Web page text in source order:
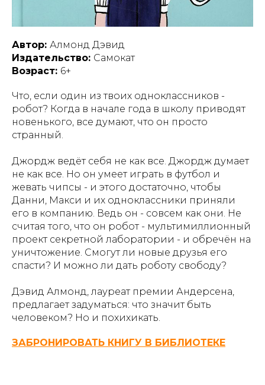
Автор: Алмонд Дэвид
Издательство: Самокат
Возраст: 6+
Что, если один из твоих одноклассников -
робот? Когда в начале года в школу приводят
новенького, все думают, что он просто
странный.
Джордж ведёт себя не как все. Джордж думает
не как все. Но он умеет играть в футбол и
жевать чипсы - и этого достаточно, чтобы
Данни, Макси и их одноклассники приняли
его в компанию. Ведь он - совсем как они. Не
считая того, что он робот - мультимиллионный
проект секретной лаборатории - и обречён на
уничтожение. Смогут ли новые друзья его
спасти? И можно ли дать роботу свободу?
Дэвид Алмонд, лауреат премии Андерсена,
предлагает задуматься: что значит быть
человеком? Но и похихикать.
ЗАБРОНИРОВАТЬ КНИГУ В БИБЛИОТЕКЕ